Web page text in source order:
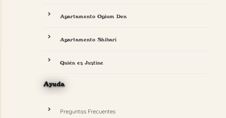
Apartamento Opium Den
Apartamento Shibari
Quién es Justine
Ayuda
Preguntas Frecuentes